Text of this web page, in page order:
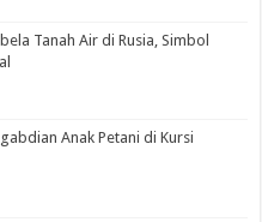
Tanah Air di Rusia, Simbol
Anak Petani di Kursi